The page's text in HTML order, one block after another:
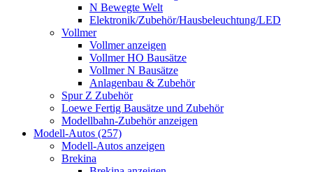
N Bewegte Welt
Elektronik/Zubehör/Hausbeleuchtung/LED
Vollmer
Vollmer anzeigen
Vollmer HO Bausätze
Vollmer N Bausätze
Anlagenbau & Zubehör
Spur Z Zubehör
Loewe Fertig Bausätze und Zubehör
Modellbahn-Zubehör anzeigen
Modell-Autos (257)
Modell-Autos anzeigen
Brekina